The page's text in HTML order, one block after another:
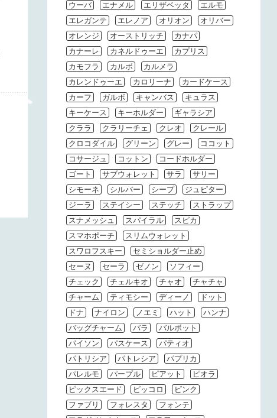
ウーバ
エナメル エリザベッタ
エルモ
エレガンテ
エレノア オリオン
オリバー
オレンジ
オーストリッチ
カナパ
カナーレ
カネルドゥーエ
カプリス
カモフラ
カルボ
カルメラ
カレンドゥーエ
カロリーナ
カードケース
カーフ
ガルボ キャンバス
キュラス
キーケース
キーホルダー
ギャラシア
クララ
クラリーチェ クレオ
クレール
クロコダイル
グリーン グレー
ココット
コサージュ
コットン
コードホルダー
ゴート
サブウォレット サラ
サリー
シモーネ
シルバー シープ
ジュピター
ジーラ
ステイシー ステッチ
ストラップ
スナメッシュ
スパイラル
スピカ
スマホポーチ
スリムウォレット
スワロフスキー
セミショルダー止め
セーヌ
セーラ ゼノン
ソフィー
チェック
チェルキオ チャオ
チャチャ
チャーム
ティモシー ディーノ
ドット
ドナ
ナイロン ノエミ ハット
ハンナ
バッグチャーム
バラ
バルボット
パイソン
パスケース
パティオ
パトリシア
パトレシア
パプリカ
パレルモ
パープル ピアット
ピオラ
ピックスエード
ピッコロ
ピンク
ファブリ
フォレスタ
フォンテ